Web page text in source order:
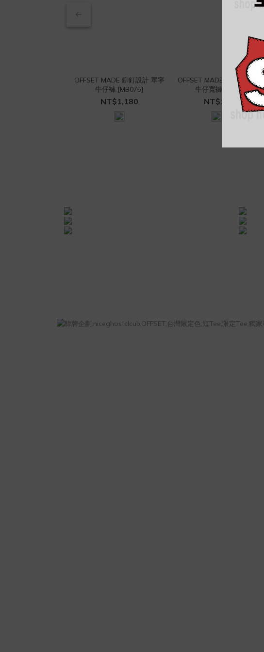
OFFSET MADE 鉚釘設計 單寧
牛仔褲 [MB075]
NT$1,180
OFFSET MADE 闊腿剪裁 毛邊
牛仔寬褲 [MB076]
NT$1,180